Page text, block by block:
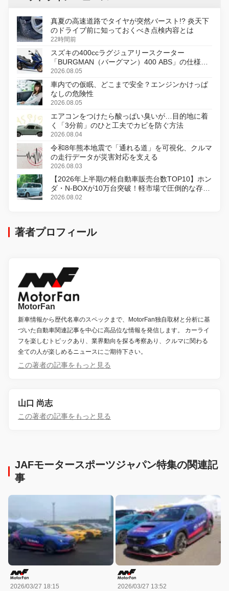
真夏の高速道路でタイヤが突然バースト!? 炎天下
のドライブ前に知っておくべき点検内容とは
22時間前
スズキの400ccラグジュアリースクーター
「BURGMAN（バーグマン）400 ABS」の仕様を
変更し、8月18日に発売
2026.08.05
車内での仮眠、どこまで安全？エンジンかけっぱ
なしの危険性
2026.08.05
エアコンをつけたら酸っぱい臭いが…目的地に着
く「3分前」のひと工夫でカビを防ぐ方法
2026.08.04
令和8年熊本地震で「通れる道」を可視化、クルマ
の走行データが災害対応を支える
2026.08.03
【2026年上半期の軽自動車販売台数TOP10】ホン
ダ・N-BOXが10万台突破！軽市場で圧倒的な存在
感
2026.08.02
著者プロフィール
MotorFan
新車情報から歴代名車のスペックまで、MotorFan独自取材と分析に基
づいた自動車関連記事を中心に高品位な情報を発信します。 カーライ
フを楽しむトピックあり、業界動向を探る考察あり、クルマに関わる
全ての人が楽しめるニュースにご期待下さい。
この著者の記事をもっと見る
山口 尚志
この著者の記事をもっと見る
JAFモータースポーツジャパン特集の関連記
事
2026/03/27 18:15 2026/03/27 13:52